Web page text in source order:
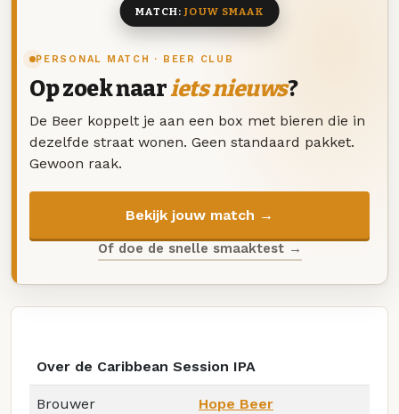
PERSONAL MATCH · BEER CLUB
Op zoek naariets nieuws?
De Beer koppelt je aan een box met bieren die in
dezelfde straat wonen. Geen standaard pakket.
Gewoon raak.
Bekijk jouw match →
Of doe de snelle smaaktest →
MATCH:JOUW SMAAK
Over de Caribbean Session IPA
Brouwer Hope Beer